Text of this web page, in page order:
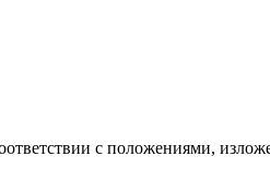
с положениями,